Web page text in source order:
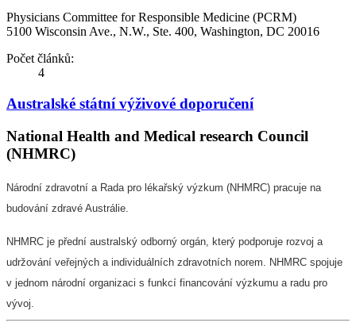
Physicians Committee for Responsible Medicine (PCRM)
5100 Wisconsin Ave., N.W., Ste. 400, Washington, DC 20016
Počet článků:
4
Australské státní výživové doporučení
National Health and Medical research Council
(NHMRC)
Národní zdravotní a Rada pro lékařský výzkum (NHMRC) pracuje na
budování zdravé Austrálie.
NHMRC je přední australský odborný orgán, který podporuje rozvoj a
udržování veřejných a individuálních zdravotních norem. NHMRC spojuje
v jednom národní organizaci s funkcí financování výzkumu a radu pro
vývoj.